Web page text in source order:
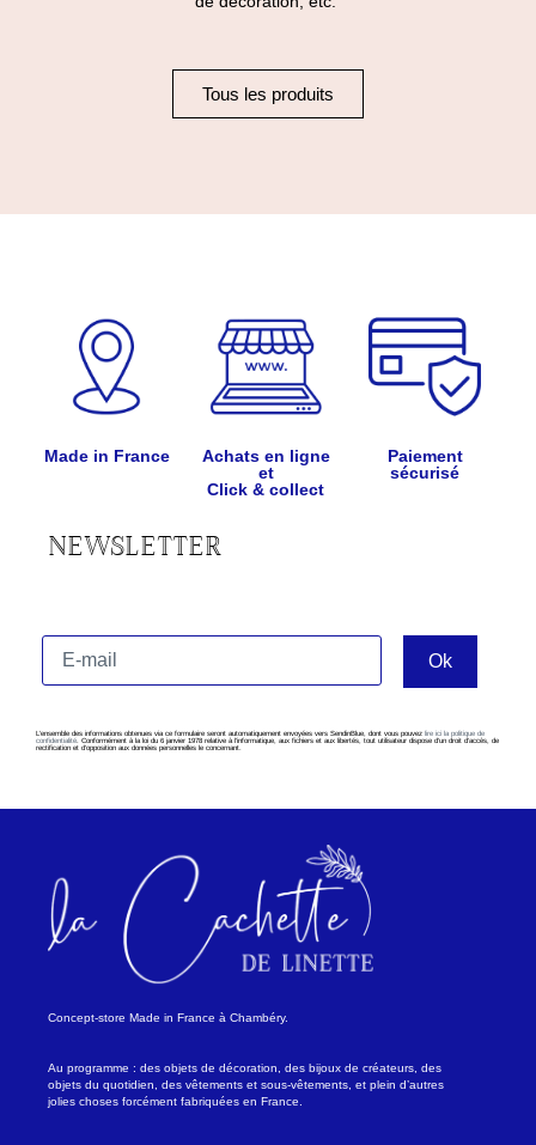
Tous les produits
Made in France
Achats en ligne
et
Click & collect
Paiement
sécurisé
NEWSLETTER
L’ensemble des informations obtenues via ce formulaire seront automatiquement envoyées vers SendinBlue, dont vous pouvez lire ici la politique de
confidentialité . Conformément à la loi du 6 janvier 1978 relative à l’informatique, aux fichiers et aux libertés, tout utilisateur dispose d’un droit d’accès, de
rectification et d’opposition aux données personnelles le concernant.
Concept-store Made in France à Chambéry.
Au programme : des objets de décoration, des bijoux de créateurs, des
objets du quotidien, des vêtements et sous-vêtements, et plein d’autres
jolies choses forcément fabriquées en France.